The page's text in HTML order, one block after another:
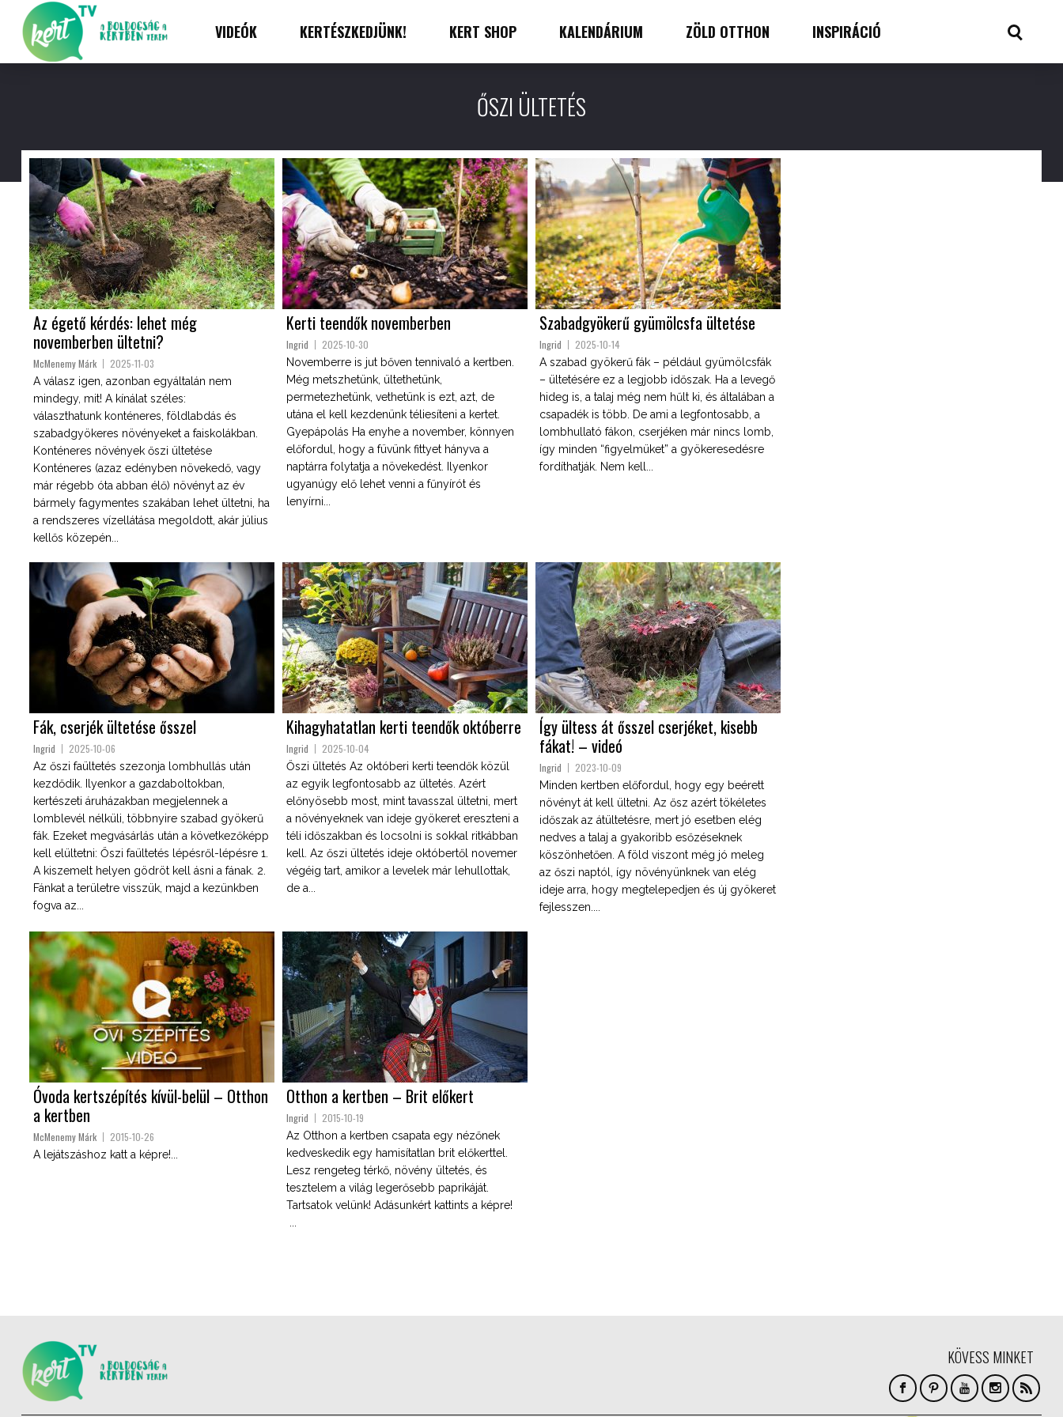
VIDEÓK KERTÉSZKEDJÜNK! KERT SHOP KALENDÁRIUM ZÖLD OTTHON INSPIRÁCIÓ
ŐSZI ÜLTETÉS
Az égető kérdés: lehet még
novemberben ültetni?
McMenemy Márk 2025-11-03
A válasz igen, azonban egyáltalán nem
mindegy, mit! A kínálat széles:
választhatunk konténeres, földlabdás és
szabadgyökeres növényeket a faiskolákban.
Konténeres növények őszi ültetése
Konténeres (azaz edényben növekedő, vagy
már régebb óta abban élő) növényt az év
bármely fagymentes szakában lehet ültetni, ha
a rendszeres vízellátása megoldott, akár július
kellős közepén...
Kerti teendők novemberben
Ingrid 2025-10-30
Novemberre is jut bőven tennivaló a kertben.
Még metszhetünk, ültethetünk,
permetezhetünk, vethetünk is ezt, azt, de
utána el kell kezdenünk téliesíteni a kertet.
Gyepápolás Ha enyhe a november, könnyen
előfordul, hogy a füvünk fittyet hányva a
naptárra folytatja a növekedést. Ilyenkor
ugyanúgy elő lehet venni a fűnyírót és
lenyírni...
Szabadgyökerű gyümölcsfa ültetése
Ingrid 2025-10-14
A szabad gyökerű fák – például gyümölcsfák
– ültetésére ez a legjobb időszak. Ha a levegő
hideg is, a talaj még nem hűlt ki, és általában a
csapadék is több. De ami a legfontosabb, a
lombhullató fákon, cserjéken már nincs lomb,
így minden “figyelmüket” a gyökeresedésre
fordíthatják. Nem kell...
Fák, cserjék ültetése ősszel
Ingrid 2025-10-06
Az őszi faültetés szezonja lombhullás után
kezdődik. Ilyenkor a gazdaboltokban,
kertészeti áruházakban megjelennek a
lomblevél nélküli, többnyire szabad gyökerű
fák. Ezeket megvásárlás után a következőképp
kell elültetni: Őszi faültetés lépésről-lépésre 1.
A kiszemelt helyen gödröt kell ásni a fának. 2.
Fánkat a területre visszük, majd a kezünkben
fogva az...
Kihagyhatatlan kerti teendők októberre
Ingrid 2025-10-04
Őszi ültetés Az októberi kerti teendők közül
az egyik legfontosabb az ültetés. Azért
előnyösebb most, mint tavasszal ültetni, mert
a növényeknek van ideje gyökeret ereszteni a
téli időszakban és locsolni is sokkal ritkábban
kell. Az őszi ültetés ideje októbertől novemer
végéig tart, amikor a levelek már lehullottak,
de a...
Így ültess át ősszel cserjéket, kisebb
fákat! – videó
Ingrid 2023-10-09
Minden kertben előfordul, hogy egy beérett
növényt át kell ültetni. Az ősz azért tökéletes
időszak az átültetésre, mert jó esetben elég
nedves a talaj a gyakoribb esőzéseknek
köszönhetően. A föld viszont még jó meleg
az őszi naptól, így növényünknek van elég
ideje arra, hogy megtelepedjen és új gyökeret
fejlesszen....
Óvoda kertszépítés kívül-belül – Otthon
a kertben
McMenemy Márk 2015-10-26
A lejátszáshoz katt a képre!...
Otthon a kertben – Brit előkert
Ingrid 2015-10-19
Az Otthon a kertben csapata egy nézőnek
kedveskedik egy hamisítatlan brit előkerttel.
Lesz rengeteg térkő, növény ültetés, és
tesztelem a világ legerősebb paprikáját.
Tartsatok velünk! Adásunkért kattints a képre!
KÖVESS MINKET